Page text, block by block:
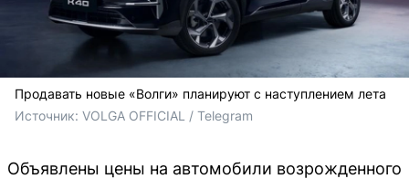
Продавать новые «Волги» планируют с наступлением лета
Источник: VOLGA OFFICIAL / Telegram
Объявлены цены на автомобили возрожденного